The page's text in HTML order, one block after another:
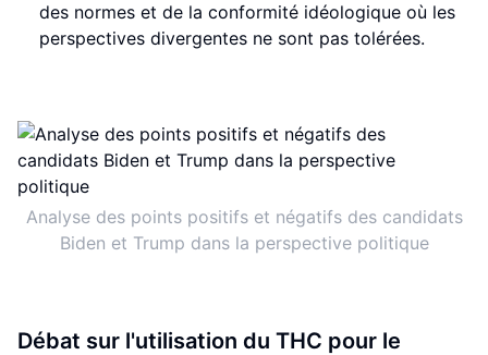
des normes et de la conformité idéologique où les
perspectives divergentes ne sont pas tolérées.
Analyse des points positifs et négatifs des candidats
Biden et Trump dans la perspective politique
Débat sur l'utilisation du THC pour le